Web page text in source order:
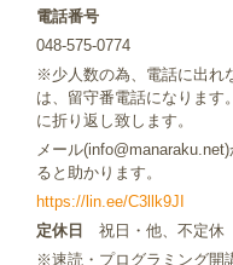
電話番号
048-575-0774
※少人数の為、電話に出れ
は、留守番電話になります
に折り返し致します。
メール
ると助かります。
https://lin.ee/C3llk9JI
定休日 祝日・他、不定休
※速読・プログラミング開